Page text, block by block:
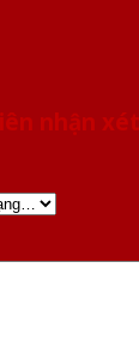
nhận xét